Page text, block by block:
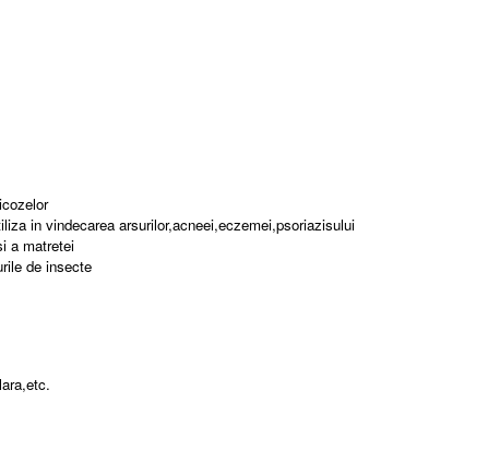
in vindecarea arsurilor,acneei,eczemei,psoriazisului
a matretei
de insecte